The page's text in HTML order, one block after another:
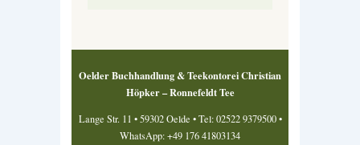
Oelder Buchhandlung & Teekontorei Christian
Höpker – Ronnefeldt Tee
Lange Str. 11 • 59302 Oelde • Tel: 02522 9379500 •
WhatsApp: +49 176 41803134